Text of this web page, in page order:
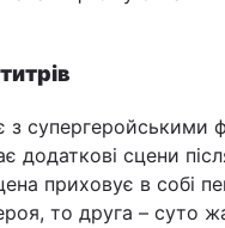
з супергеройськими
додаткові сцени
приховує в собі
то друга – суто